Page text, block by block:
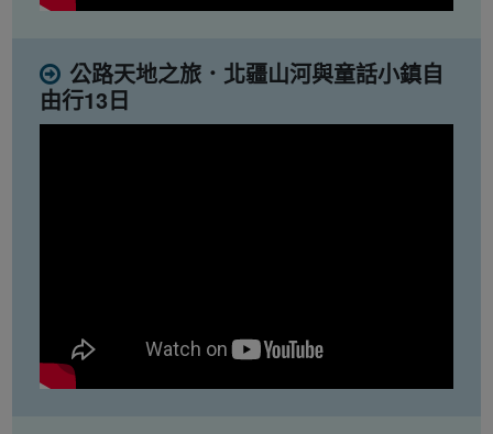
公路天地之旅．北疆山河與童話小鎮自
由行13日